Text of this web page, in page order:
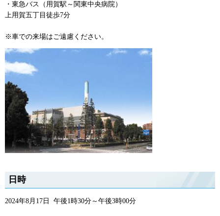
・東急バス（用賀駅～関東中央病院）
上用賀五丁目徒歩7分
※車での来場はご遠慮ください。
日時
2024年8月17日 午後1時30分～午後3時00分